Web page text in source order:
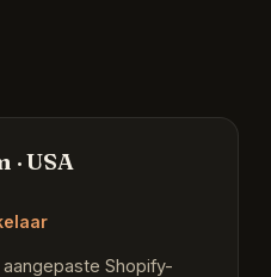
USA
Shopify-